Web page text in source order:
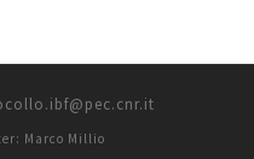
Marco Millio